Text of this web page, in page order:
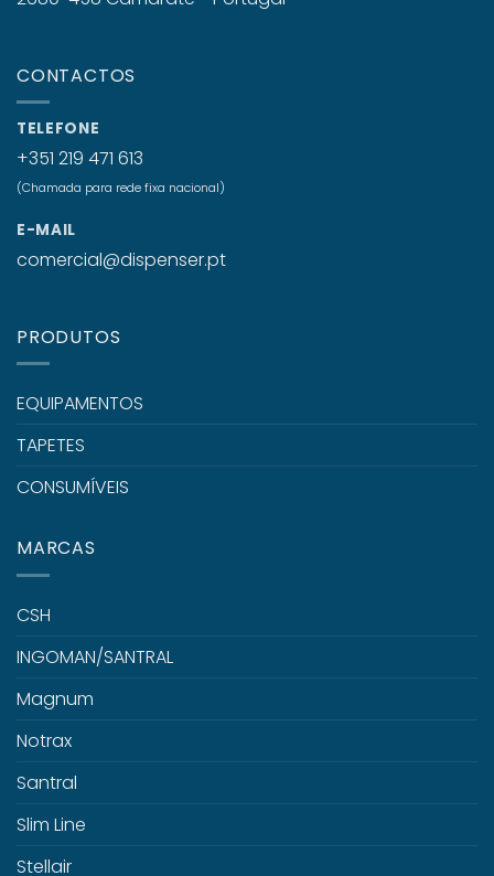
CONTACTOS
TELEFONE
+351 219 471 613
(Chamada para rede fixa nacional)
E-MAIL
comercial@dispenser.pt
PRODUTOS
EQUIPAMENTOS
TAPETES
CONSUMÍVEIS
MARCAS
CSH
INGOMAN/SANTRAL
Magnum
Notrax
Santral
Slim Line
Stellair